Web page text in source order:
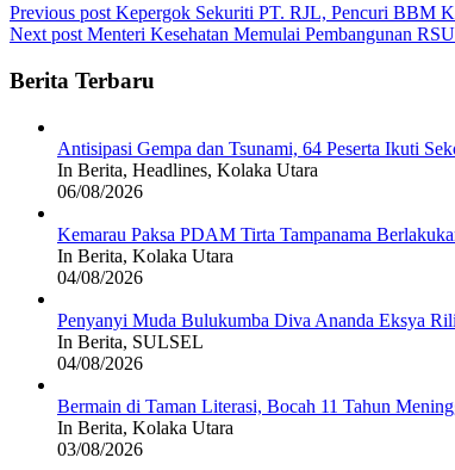
Post
navigation
Previous post Kepergok Sekuriti PT. RJL, Pencuri BBM
Next post Menteri Kesehatan Memulai Pembangunan
Berita Terbaru
Antisipasi Gempa dan Tsunami, 64 Peserta Ikuti
In Berita, Headlines, Kolaka Utara
06/08/2026
Kemarau Paksa PDAM Tirta Tampanama
In Berita, Kolaka Utara
04/08/2026
Penyanyi Muda Bulukumba Diva Ananda Eksya
In Berita, SULSEL
04/08/2026
Bermain di Taman Literasi, Bocah 11 Tahun
In Berita, Kolaka Utara
03/08/2026